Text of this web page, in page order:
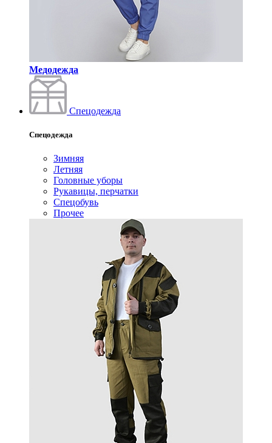
Медодежда
Спецодежда
Спецодежда
Зимняя
Летняя
Головные уборы
Рукавицы, перчатки
Спецобувь
Прочее